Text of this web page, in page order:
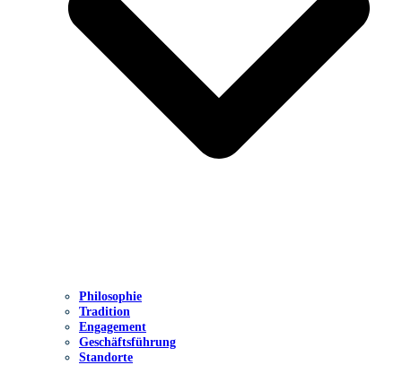
Philosophie
Tradition
Engagement
Geschäftsführung
Standorte